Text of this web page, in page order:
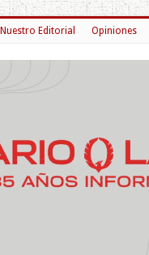
Nuestro Editorial Opiniones